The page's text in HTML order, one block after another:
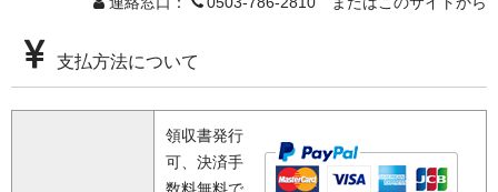
支払方法について
領収書発行
可、決済手